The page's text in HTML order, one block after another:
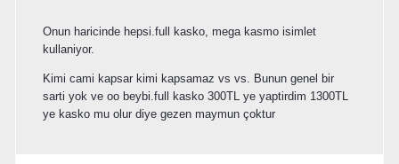
Onun haricinde hepsi.full kasko, mega kasmo isimlet
kullaniyor.
Kimi cami kapsar kimi kapsamaz vs vs. Bunun genel bir
sarti yok ve oo beybi.full kasko 300TL ye yaptirdim 1300TL
ye kasko mu olur diye gezen maymun çoktur